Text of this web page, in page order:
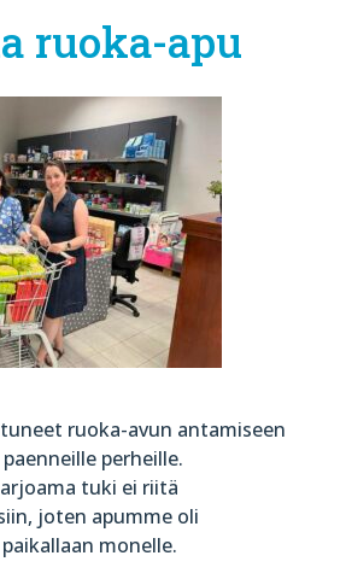
ruoka-apu
ruoka-avun antamiseen
perheille.
tuki ei riitä
joten apumme oli
monelle.